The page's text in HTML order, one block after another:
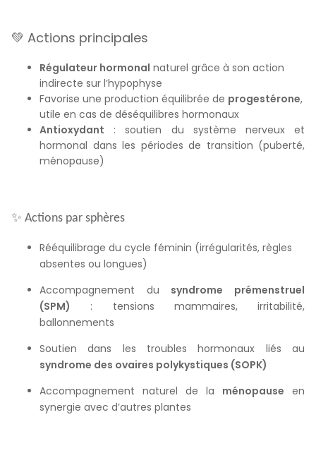
💚 Actions principales
Régulateur hormonal naturel grâce à son action
indirecte sur l’hypophyse
Favorise une production équilibrée de progestérone,
utile en cas de déséquilibres hormonaux
Antioxydant : soutien du système nerveux et
hormonal dans les périodes de transition (puberté,
ménopause)
✨ Actions par sphères
Rééquilibrage du cycle féminin (irrégularités, règles
absentes ou longues)
Accompagnement du syndrome prémenstruel
(SPM) : tensions mammaires, irritabilité,
ballonnements
Soutien dans les troubles hormonaux liés au
syndrome des ovaires polykystiques (SOPK)
Accompagnement naturel de la ménopause en
synergie avec d’autres plantes